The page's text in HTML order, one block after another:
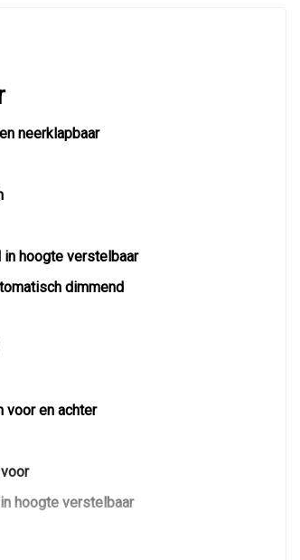
neerklapbaar
hoogte verstelbaar
dimmend
voor en achter
hoogte verstelbaar